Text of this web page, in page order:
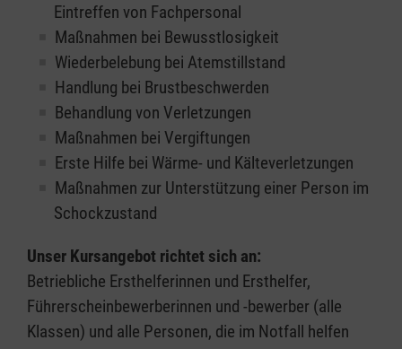
Eintreffen von Fachpersonal
Maßnahmen bei Bewusstlosigkeit
Wiederbelebung bei Atemstillstand
Handlung bei Brustbeschwerden
Behandlung von Verletzungen
Maßnahmen bei Vergiftungen
Erste Hilfe bei Wärme- und Kälteverletzungen
Maßnahmen zur Unterstützung einer Person im
Schockzustand
Unser Kursangebot richtet sich an:
Betriebliche Ersthelferinnen und Ersthelfer,
Führerscheinbewerberinnen und -bewerber (alle
Klassen) und alle Personen, die im Notfall helfen